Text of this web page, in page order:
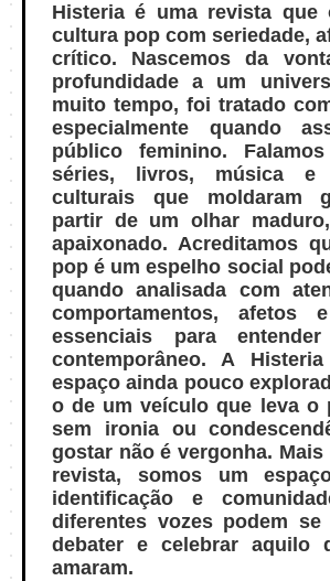
Histeria é uma revista que
cultura pop com seriedade,
crítico. Nascemos da
profundidade a um
muito tempo, foi tratado
especialmente quando
público feminino.
séries, livros, música e
culturais que moldaram
partir de um olhar
apaixonado. Acreditamos
pop é um espelho social
quando analisada com
comportamentos, afetos
essenciais para
contemporâneo. A
espaço ainda pouco
o de um veículo que leva o
sem ironia ou
gostar não é vergonha. Mais
revista, somos um
identificação e
diferentes vozes podem se
debater e celebrar aquilo
amaram.